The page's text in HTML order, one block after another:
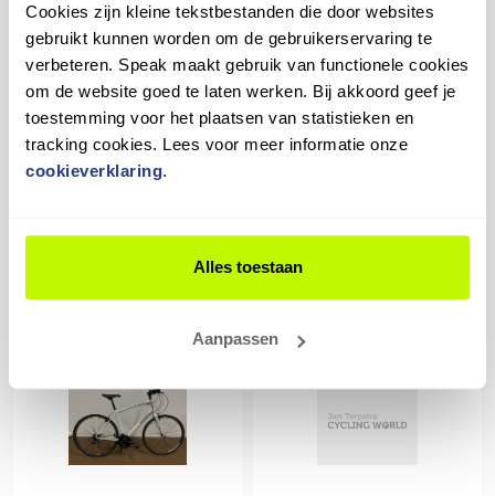
Cookies zijn kleine tekstbestanden die door websites
gebruikt kunnen worden om de gebruikerservaring te
verbeteren. Speak maakt gebruik van functionele cookies
om de website goed te laten werken. Bij akkoord geef je
toestemming voor het plaatsen van statistieken en
tracking cookies. Lees voor meer informatie onze
cookieverklaring.
Alles toestaan
Aanpassen
Vergelijk Vergelijk
Vergelijk